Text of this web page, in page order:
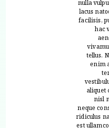
nulla
lacus
facilisis,
hac
tellus.
enim
aliquet
nisl
neque
ridiculus